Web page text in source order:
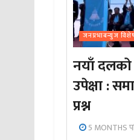
जनप्रभाबन्युज
नयाँ
उपेक्षा :
प्रश्न
5 MONTHS